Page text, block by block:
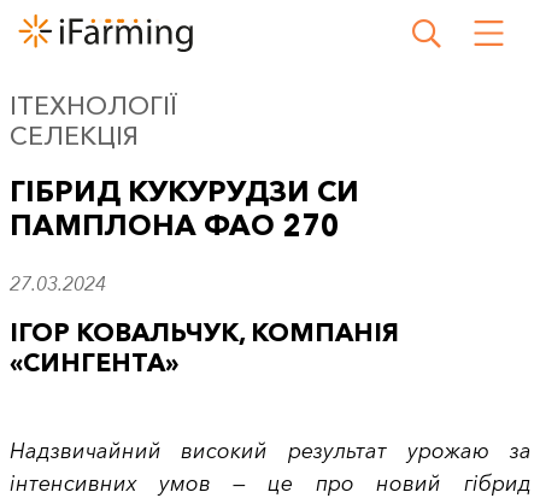
IТЕХНОЛОГІЇ
СЕЛЕКЦІЯ
ГІБРИД КУКУРУДЗИ СИ
ПАМПЛОНА ФАО 270
27.03.2024
ІГОР КОВАЛЬЧУК, КОМПАНІЯ
«СИНГЕНТА»
Надзвичайний високий результат урожаю за
інтенсивних умов — це про новий гібрид